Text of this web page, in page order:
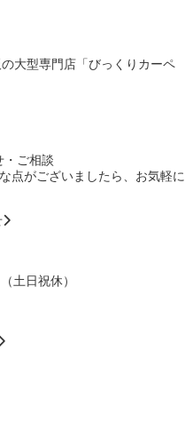
大型専門店「びっくりカーペ
点がございましたら、お気軽に
土日祝休）